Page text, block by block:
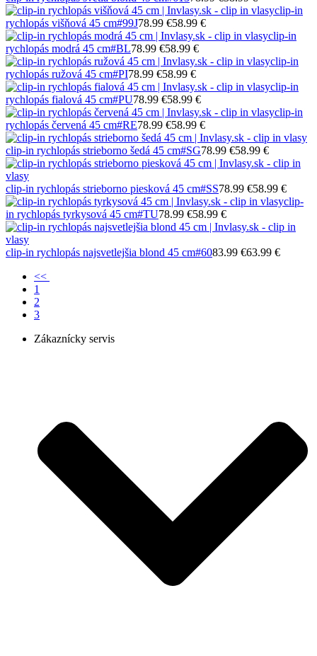
clip-in
rychlopás višňová 45 cm#99J78.99 €58.99 €
clip-in
rychlopás modrá 45 cm#BL78.99 €58.99 €
clip-in
rychlopás ružová 45 cm#PI78.99 €58.99 €
clip-in
rychlopás fialová 45 cm#PU78.99 €58.99 €
clip-in
rychlopás červená 45 cm#RE78.99 €58.99 €
clip-in rychlopás strieborno šedá 45 cm#SG78.99 €58.99 €
clip-in rychlopás strieborno piesková 45 cm#SS78.99 €58.99 €
clip-
in rychlopás tyrkysová 45 cm#TU78.99 €58.99 €
clip-in rychlopás najsvetlejšia blond 45 cm#6083.99 €63.99 €
<<
1
2
3
Zákaznícky servis